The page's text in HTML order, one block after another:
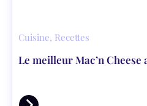
Cuisine, Recettes
Le meilleur Mac’n Cheese